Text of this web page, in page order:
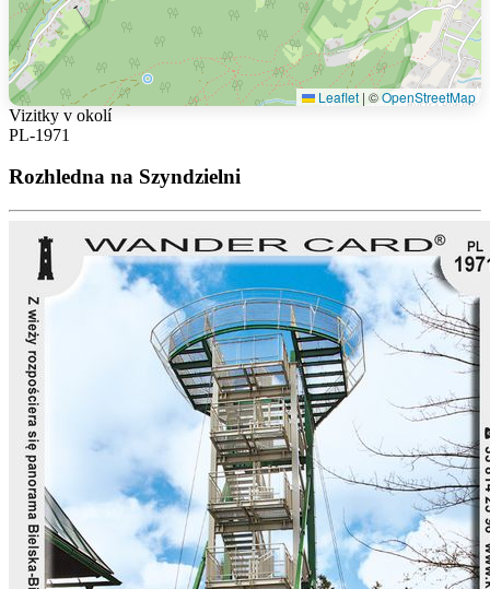
Leaflet | ©OpenStreetMap
Vizitky v okolí
PL-1971
Rozhledna na Szyndzielni